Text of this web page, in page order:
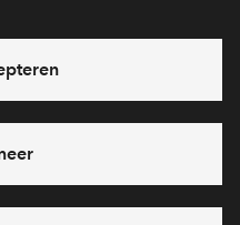
antwoord? Bel ons op